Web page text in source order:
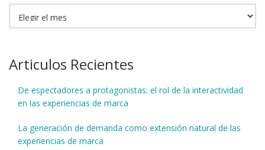
Articulos Recientes
De espectadores a protagonistas: el rol de la interactividad
en las experiencias de marca
La generación de demanda como extensión natural de las
experiencias de marca